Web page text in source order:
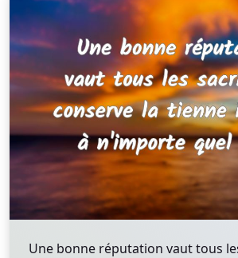
Une bonne réputation vaut tous